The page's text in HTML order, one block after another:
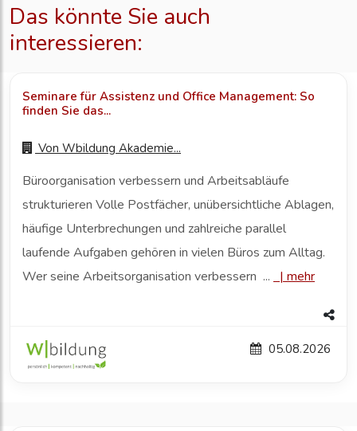
Das könnte Sie auch
interessieren:
Seminare für Assistenz und Office Management: So
finden Sie das...
Von Wbildung Akademie...
Büroorganisation verbessern und Arbeitsabläufe
strukturieren Volle Postfächer, unübersichtliche Ablagen,
häufige Unterbrechungen und zahlreiche parallel
laufende Aufgaben gehören in vielen Büros zum Alltag.
Wer seine Arbeitsorganisation verbessern ...
| mehr
05.08.2026